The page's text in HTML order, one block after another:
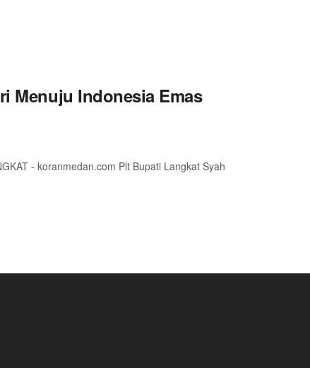
Menuju Indonesia Emas
- koranmedan.com Plt Bupati Langkat Syah